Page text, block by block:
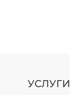
УСЛУГИ